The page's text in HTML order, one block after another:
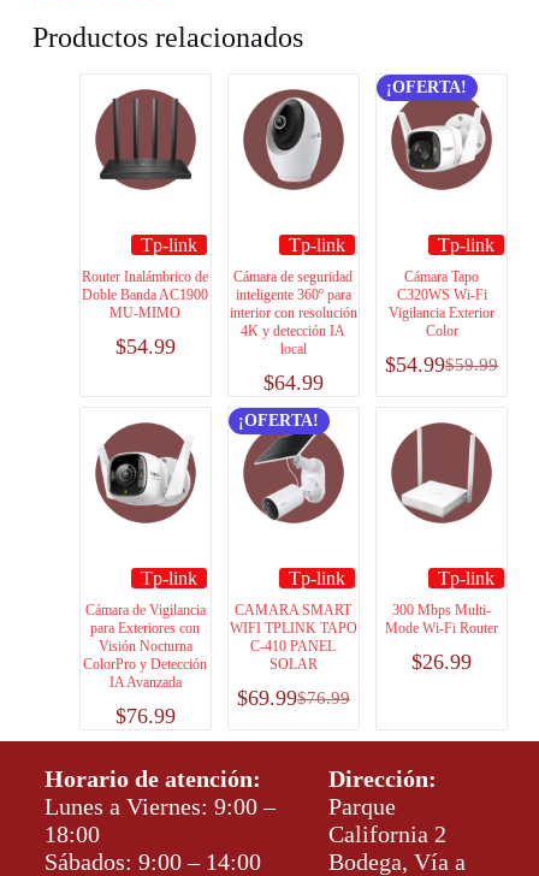
Productos relacionados
Tp-link
Router Inalámbrico de
Doble Banda AC1900
MU-MIMO
$54.99
Tp-link
Cámara de seguridad
inteligente 360º para
interior con resolución
4K y detección IA
local
$64.99
¡OFERTA!
Tp-link
Cámara Tapo
C320WS Wi-Fi
Vigilancia Exterior
Color
$59.99
$54.99
Tp-link
Cámara de Vigilancia
para Exteriores con
Visión Nocturna
ColorPro y Detección
IA Avanzada
$76.99
¡OFERTA!
Tp-link
CAMARA SMART
WIFI TPLINK TAPO
C-410 PANEL
SOLAR
$76.99
$69.99
Tp-link
300 Mbps Multi-
Mode Wi-Fi Router
$26.99
Horario de atención:
Lunes a Viernes: 9:00 –
18:00
Sábados: 9:00 – 14:00
Dirección:
Parque
California 2
Bodega, Vía a